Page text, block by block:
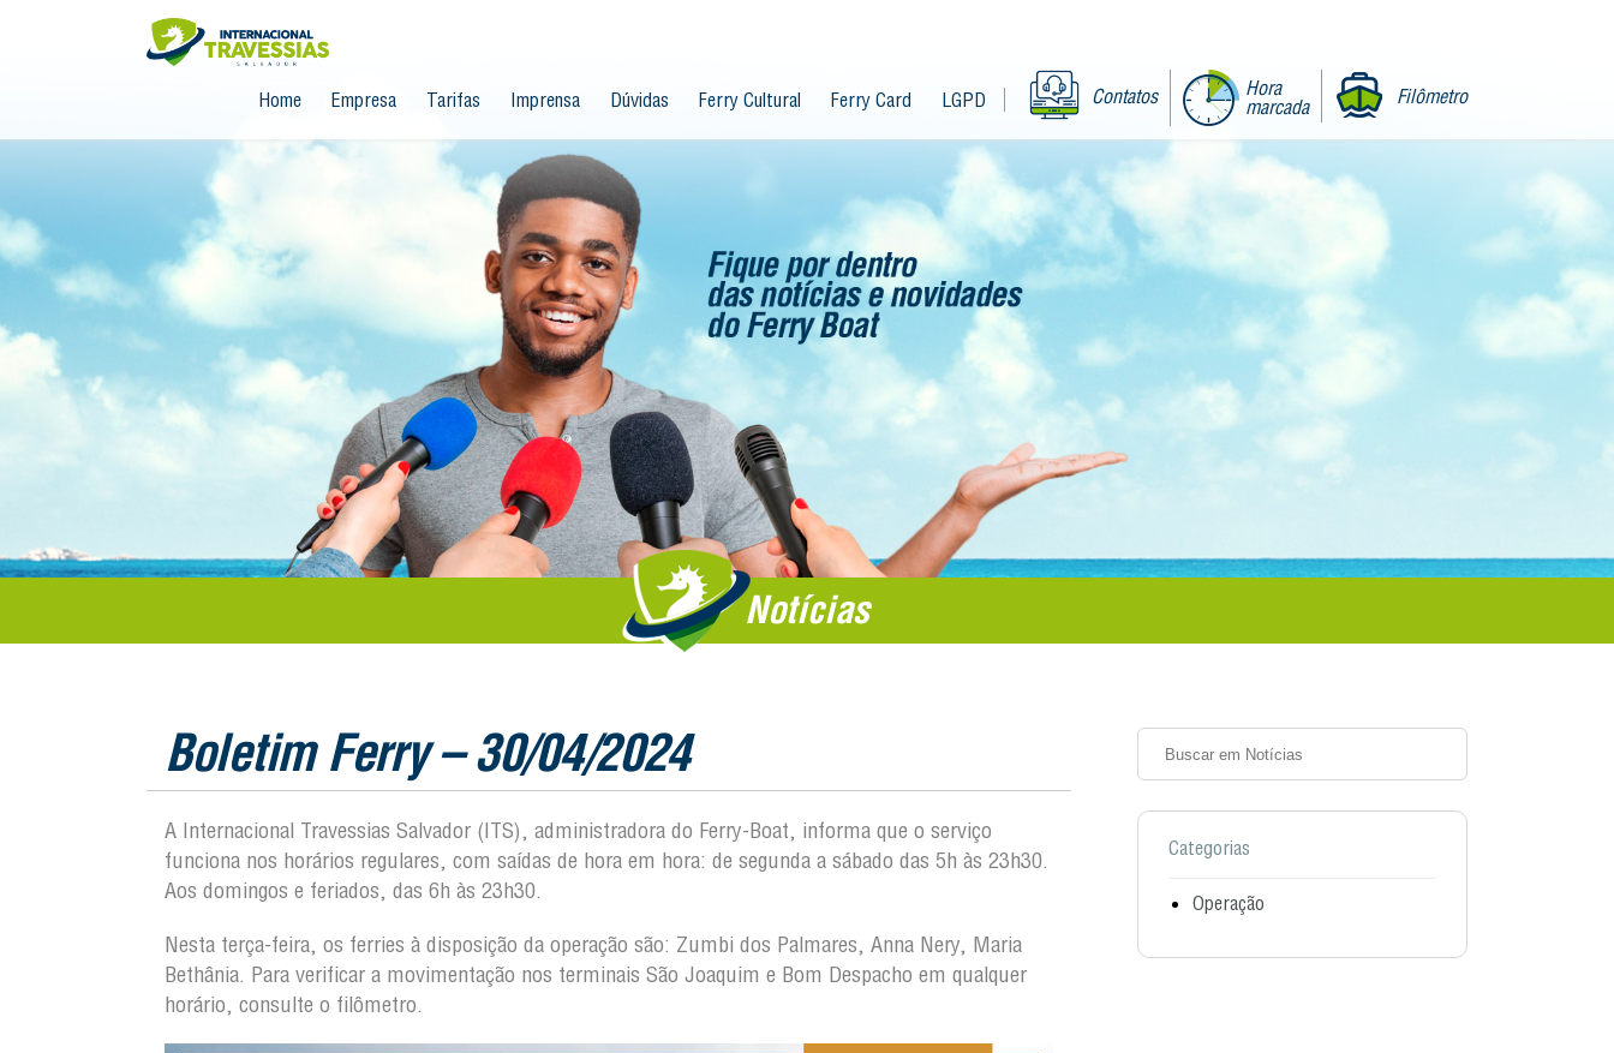
Contatos
Hora
marcada
Filômetro
Home Empresa Tarifas Imprensa Dúvidas Ferry Cultural Ferry Card LGPD
Notícias
Boletim Ferry – 30/04/2024
A Internacional Travessias Salvador (ITS), administradora do Ferry-Boat, informa que o serviço
funciona nos horários regulares, com saídas de hora em hora: de segunda a sábado das 5h às 23h30.
Aos domingos e feriados, das 6h às 23h30.
Nesta terça-feira, os ferries à disposição da operação são: Zumbi dos Palmares, Anna Nery, Maria
Bethânia. Para verificar a movimentação nos terminais São Joaquim e Bom Despacho em qualquer
horário, consulte o filômetro.
Categorias
Operação